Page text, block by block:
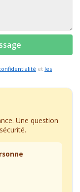
et les
Une question